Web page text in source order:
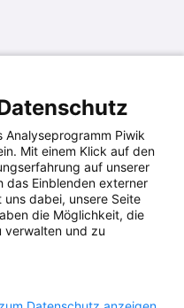
Analyseprogramm Piwik
Mit einem Klick auf den
auf unserer
das Einblenden externer
uns dabei, unsere Seite
die Möglichkeit, die
verwalten und zu